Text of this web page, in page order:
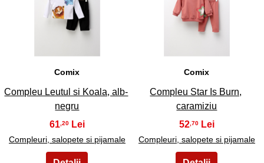
13
Comix
Compleu Leutul si Koala, alb-
negru
61 ,20
Compleuri, salopete si pijamale
14
Comix
Compleu Star Is Burn,
caramiziu
52 ,70
Compleuri, salopete si pijamale